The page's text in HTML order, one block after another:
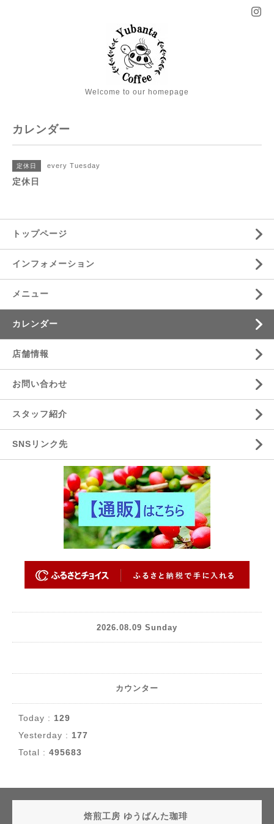
Welcome to our homepage
カレンダー
定休日 every Tuesday
定休日
トップページ
インフォメーション
メニュー
カレンダー
店舗情報
お問い合わせ
スタッフ紹介
SNSリンク先
2026.08.09 Sunday
カウンター
Today : 129
Yesterday : 177
Total : 495683
焙煎工房 ゆうばんた珈琲